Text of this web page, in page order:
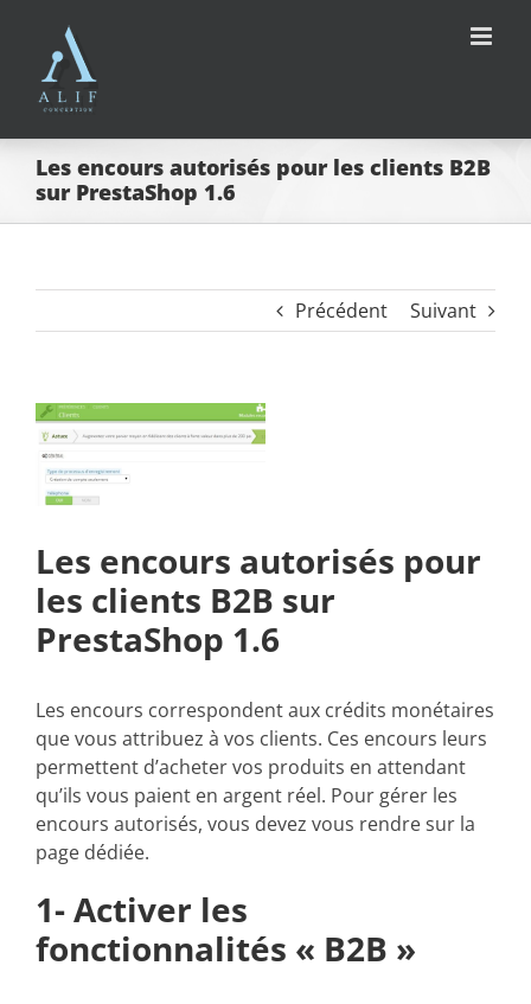
contenu
Les encours autorisés pour les clients B2B
sur PrestaShop 1.6
Précédent Suivant
Voir
l'image
agrandie
Les encours autorisés pour
les clients B2B sur
PrestaShop 1.6
Les encours correspondent aux crédits monétaires
que vous attribuez à vos clients. Ces encours leurs
permettent d’acheter vos produits en attendant
qu’ils vous paient en argent réel. Pour gérer les
encours autorisés, vous devez vous rendre sur la
page dédiée.
1- Activer les
fonctionnalités « B2B »